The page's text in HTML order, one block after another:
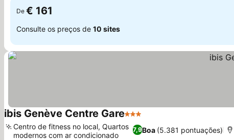
De € 161
Consulte os preços de 10 sites
ibis Genève Centre Gare3 Estrelas
7,9Boa (5.381 pontuações)
Centro de fitness no local, Quartos
modernos com ar condicionado